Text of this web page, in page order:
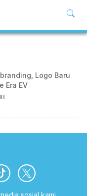
Logo Baru
Era EV